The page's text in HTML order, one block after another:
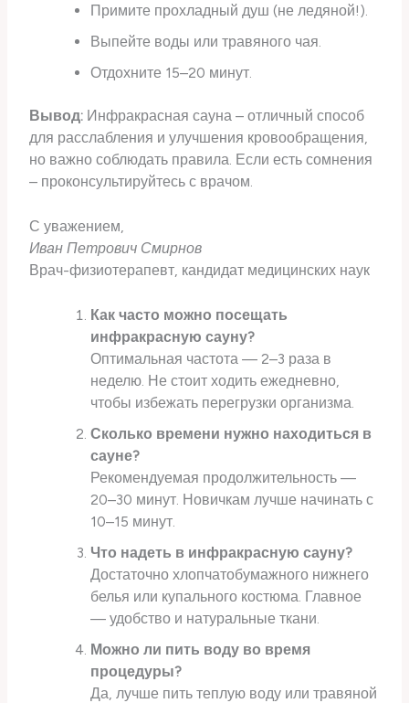
Примите прохладный душ (не ледяной!).
Выпейте воды или травяного чая.
Отдохните 15–20 минут.
Вывод: Инфракрасная сауна – отличный способ
для расслабления и улучшения кровообращения,
но важно соблюдать правила. Если есть сомнения
– проконсультируйтесь с врачом.
С уважением,
Иван Петрович Смирнов
Врач-физиотерапевт, кандидат медицинских наук
Как часто можно посещать
инфракрасную сауну?
Оптимальная частота — 2–3 раза в
неделю. Не стоит ходить ежедневно,
чтобы избежать перегрузки организма.
Сколько времени нужно находиться в
сауне?
Рекомендуемая продолжительность —
20–30 минут. Новичкам лучше начинать с
10–15 минут.
Что надеть в инфракрасную сауну?
Достаточно хлопчатобумажного нижнего
белья или купального костюма. Главное
— удобство и натуральные ткани.
Можно ли пить воду во время
процедуры?
Да, лучше пить теплую воду или травяной